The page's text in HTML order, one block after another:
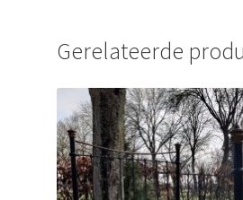
Gerelateerde